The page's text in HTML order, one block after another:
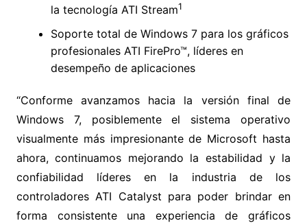
la tecnología ATI Stream1
Soporte total de Windows 7 para los gráficos
profesionales ATI FirePro™, líderes en
desempeño de aplicaciones
“Conforme avanzamos hacia la versión final de
Windows 7, posiblemente el sistema operativo
visualmente más impresionante de Microsoft hasta
ahora, continuamos mejorando la estabilidad y la
confiabilidad líderes en la industria de los
controladores ATI Catalyst para poder brindar en
forma consistente una experiencia de gráficos